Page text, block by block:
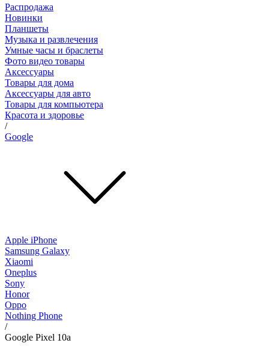
Распродажа
Новинки
Планшеты
Музыка и развлечения
Умные часы и браслеты
Фото видео товары
Аксессуары
Товары для дома
Аксессуары для авто
Товары для компьютера
Красота и здоровье
/
Google
Apple iPhone
Samsung Galaxy
Xiaomi
Oneplus
Sony
Honor
Oppo
Nothing Phone
/
Google Pixel 10a